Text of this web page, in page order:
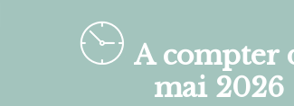
A compter
mai 2026